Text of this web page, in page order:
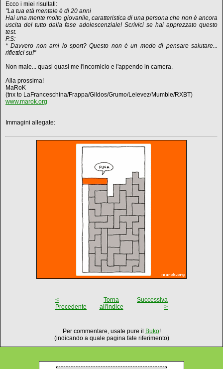
Ecco i miei risultati:
"La tua età mentale è di 20 anni
Hai una mente molto giovanile, caratteristica di una persona che non è ancora
uscita del tutto dalla fase adolescenziale! Scrivici se hai apprezzato questo
test.
P.S:
* Davvero non ami lo sport? Questo non è un modo di pensare salutare...
riflettici su!"
Non male... quasi quasi me l'incornicio e l'appendo in camera.
Alla prossima!
MaRoK
(tnx to LaFranceschina/Frappa/Gildos/Grumo/Lelevez/Mumble/RXBT)
www.marok.org
Immagini allegate:
<
Precedente
Torna
all'indice
Successiva
>
Per commentare, usate pure il Buko!
(indicando a quale pagina fate riferimento)